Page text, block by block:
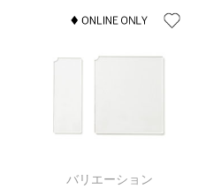
バリエーション